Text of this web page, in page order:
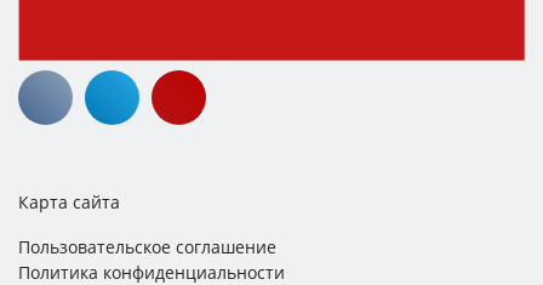
Карта сайта
Пользовательское соглашение
Политика конфиденциальности